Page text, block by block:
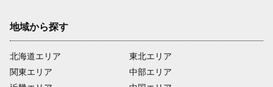
地域から探す
北海道エリア
関東エリア
東北エリア
中部エリア